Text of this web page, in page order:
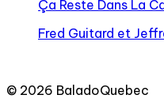
Ça Reste Dans La
Fred Guitard et
© 2026 BaladoQuebec